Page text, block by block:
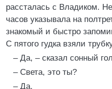
рассталась с Владиком.
часов указывала на
знакомый и быстро
С пятого гудка взяли
– Да, – сказал сонный
– Света, это ты?
– Да.